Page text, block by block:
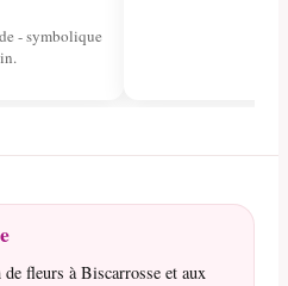
- symbolique
fleurs à Biscarrosse et aux